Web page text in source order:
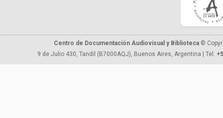
Centro de Documentación Audiovisual y Biblioteca ©
9 de Julio 430, Tandil (B7000AQJ), Buenos Aires, Argentina | Tel.